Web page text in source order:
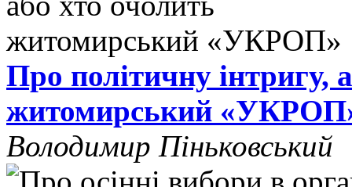
Про політичну інтригу,
житомирський
Володимир Піньковський